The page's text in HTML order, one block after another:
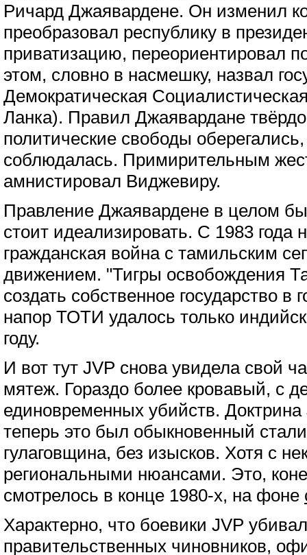
Ричард Джаявардене. Он изменил
преобразовал республику в
приватизацию, переориентировал
этом, словно в насмешку, назвал
Демократическая
Ланка). Правил Джаявардане
политические свободы оберегались,
соблюдалась. Примирительным
амнистировал Виджевиру.
Правление Джаявардене в целом
стоит идеализировать. С 1983 года
гражданская война с тамильским
движением. "Тигры освобождения
создать собственное государство в
напор ТОТИ удалось только
году.
И вот тут JVP снова увидела свой
мятеж. Гораздо более кровавый, с
единовременных убийств. Доктрина
теперь это был обыкновенный
гулаговщина, без изысков. Хотя с
региональными нюансами. Это,
смотрелось в конце 1980-х, на фоне
Характерно, что боевики JVP
правительственных чиновников,